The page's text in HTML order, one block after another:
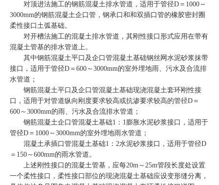
对顶进法施工的钢筋混凝土排水管道，适用于管径D＝1000～
3000mm的钢筋混凝土企口管，钢承口和和双插口管的橡胶密封圈
柔性接口土弧基础。
对开槽法施工的混凝土排水管道，其刚性接口形式应用在带有
混凝土管基的排水管道上。
其中钢筋混凝土平口及企口管混凝土基础钢丝网水泥砂浆抹带
接口，适用于管径D＝600～3000mm的室外埋地雨、污水及合流排
水管道；
钢筋混凝土平口及企口管混凝土基础现浇混凝土套环刚性接
口，适用于对管道纵向刚度要求较高或抗渗要求较高的管径D＝
600～3000mm的雨、污水及合流排水管道；
钢筋混凝土企口管混凝土基础1：1膨胀水泥砂浆接口，适用于
管径D＝1000～3000mm的室外埋地雨水管道；
混凝土承插口管混凝土基础1：2水泥砂浆接口，适用于管径D
＝150～600mm的雨水管道。
上述刚性接口的混凝土管基，应每20m～25m管段长度处设置
一个柔性接口，柔性接口部位的现浇混凝土基础应设变形缝分离，